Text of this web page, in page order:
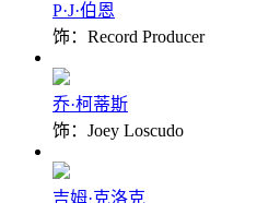
P·J·伯恩
饰：Record Producer
乔·柯蒂斯
饰：Joey Loscudo
吉姆·克洛克